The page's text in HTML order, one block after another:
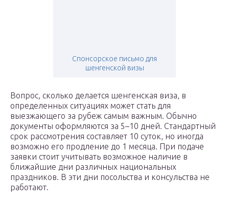
Спонсорское письмо для
шенгенской визы
Вопрос, сколько делается шенгенская виза, в
определенных ситуациях может стать для
выезжающего за рубеж самым важным. Обычно
документы оформляются за 5–10 дней. Стандартный
срок рассмотрения составляет 10 суток, но иногда
возможно его продление до 1 месяца. При подаче
заявки стоит учитывать возможное наличие в
ближайшие дни различных национальных
праздников. В эти дни посольства и консульства не
работают.